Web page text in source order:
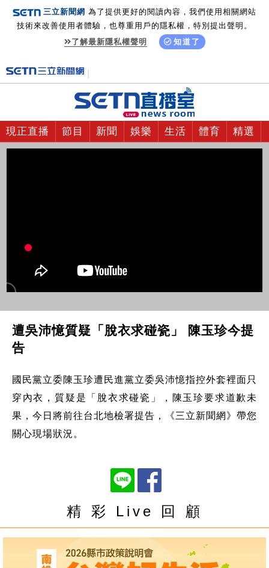
三立新聞網 為了提供更好的閱讀內容，我們使用相關網站
技術來改善使用者體驗，也尊重用戶的隱私權，特別提出聲明。
了解最新隱私權聲明
知道了
現正直播 節目 新聞 娛樂 生活 體育 精選
遭吳沛憶質疑「脫衣求碰瓷」 陳玉珍今提
告
國民黨立委陳玉珍遭民進黨立委吳沛憶指控外套裡面只
穿內衣，質疑是「脫衣求碰瓷」，陳玉珍要求道歉未
果，今日將前往台北地檢署提告，《三立新聞網》帶您
關心現場狀況。
精 彩 Live 回 顧